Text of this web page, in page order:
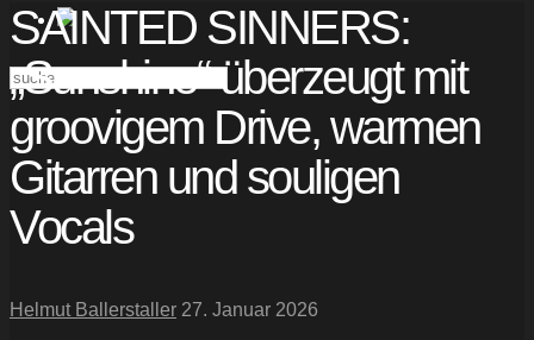
SAINTED SINNERS:
„Sunshine“ überzeugt mit
groovigem Drive, warmen
Gitarren und souligen
Vocals
Helmut Ballerstaller 27. Januar 2026